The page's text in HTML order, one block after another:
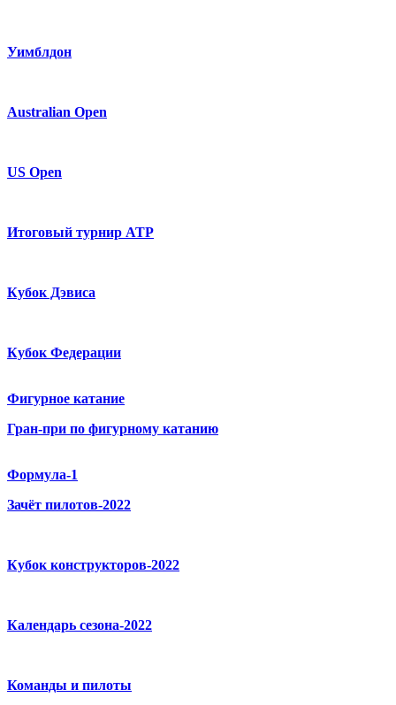
Уимблдон
Australian Open
US Open
Итоговый турнир ATP
Кубок Дэвиса
Кубок Федерации
Фигурное катание
Гран-при по фигурному катанию
Формула-1
Зачёт пилотов-2022
Кубок конструкторов-2022
Календарь сезона-2022
Команды и пилоты